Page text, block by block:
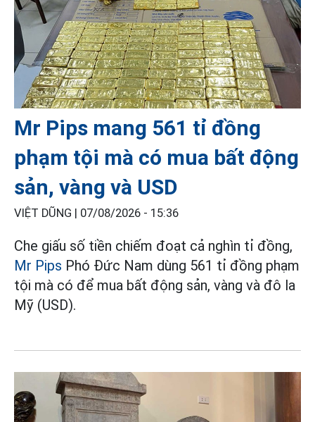
Mr Pips mang 561 tỉ đồng
phạm tội mà có mua bất động
sản, vàng và USD
VIỆT DŨNG | 07/08/2026 - 15:36
Che giấu số tiền chiếm đoạt cả nghìn tỉ đồng,
Mr Pips Phó Đức Nam dùng 561 tỉ đồng phạm
tội mà có để mua bất động sản, vàng và đô la
Mỹ (USD).